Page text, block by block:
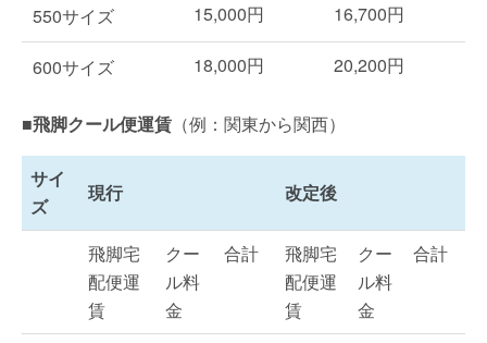
550サイズ 15,000円 16,700円
600サイズ 18,000円 20,200円
■飛脚クール便運賃 （例：関東から関西）
サイ
ズ
現行 改定後
飛脚宅
配便運
賃
クー
ル料
金
合計
飛脚宅
配便運
賃
クー
ル料
金
合計